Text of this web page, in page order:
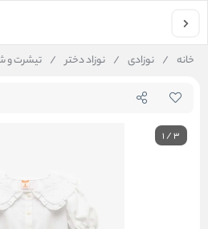
خانه / نوزادی / نوزاد دختر / تیشرت و
1/3